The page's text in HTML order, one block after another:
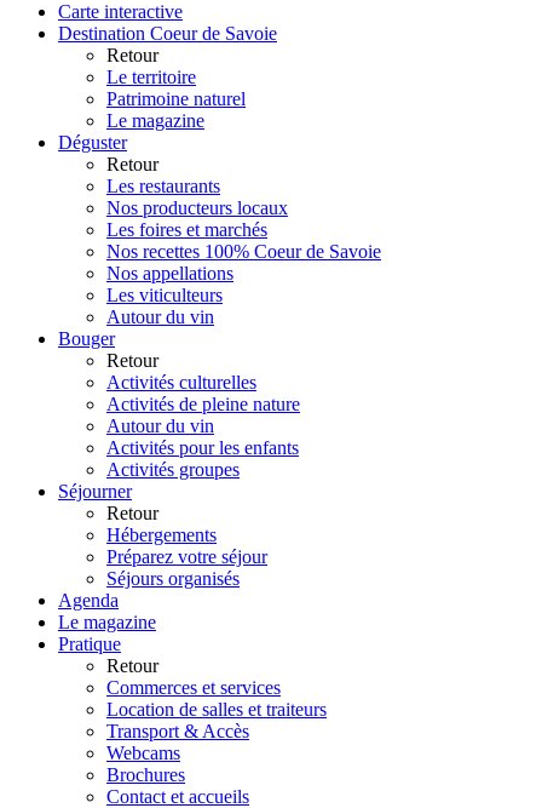
Carte interactive
Destination Coeur de Savoie
Retour
Le territoire
Patrimoine naturel
Le magazine
Déguster
Retour
Les restaurants
Nos producteurs locaux
Les foires et marchés
Nos recettes 100% Coeur de Savoie
Nos appellations
Les viticulteurs
Autour du vin
Bouger
Retour
Activités culturelles
Activités de pleine nature
Autour du vin
Activités pour les enfants
Activités groupes
Séjourner
Retour
Hébergements
Préparez votre séjour
Séjours organisés
Agenda
Le magazine
Pratique
Retour
Commerces et services
Location de salles et traiteurs
Transport & Accès
Webcams
Brochures
Contact et accueils